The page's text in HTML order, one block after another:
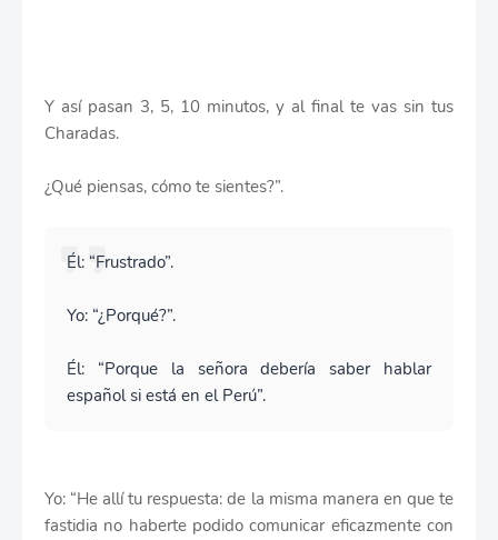
Y así pasan 3, 5, 10 minutos, y al final te vas sin tus
Charadas.
¿Qué piensas, cómo te sientes?”.
Él: “Frustrado”.
Yo: “¿Porqué?”.
Él: “Porque la señora debería saber hablar
español si está en el Perú”.
Yo: “He allí tu respuesta: de la misma manera en que te
fastidia no haberte podido comunicar eficazmente con